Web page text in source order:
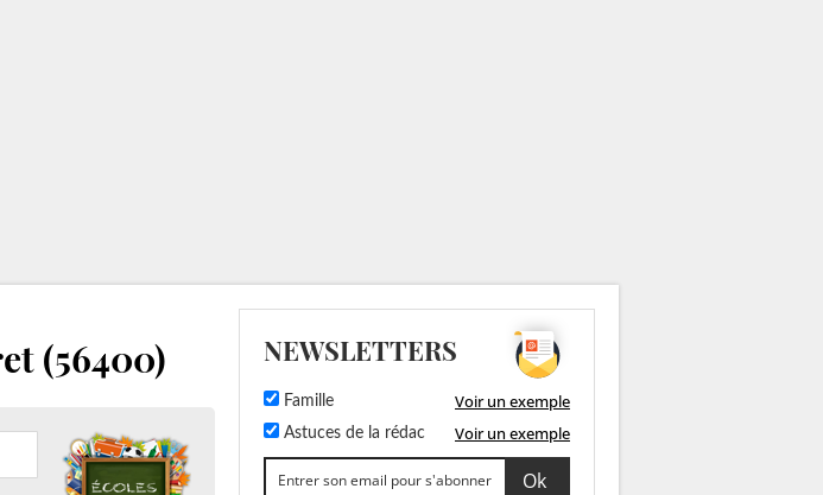
(56400) NEWSLETTERS
Famille Voir un exemple
Astuces de la rédac Voir un exemple